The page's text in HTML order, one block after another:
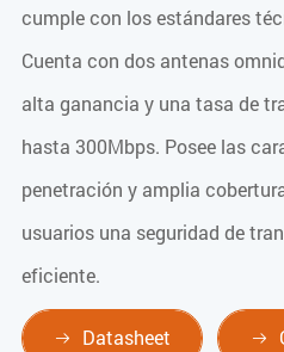
cumple con los estándares
Cuenta con dos antenas
alta ganancia y una tasa de
hasta 300Mbps. Posee las
penetración y amplia
usuarios una seguridad de
eficiente.
 Datasheet 